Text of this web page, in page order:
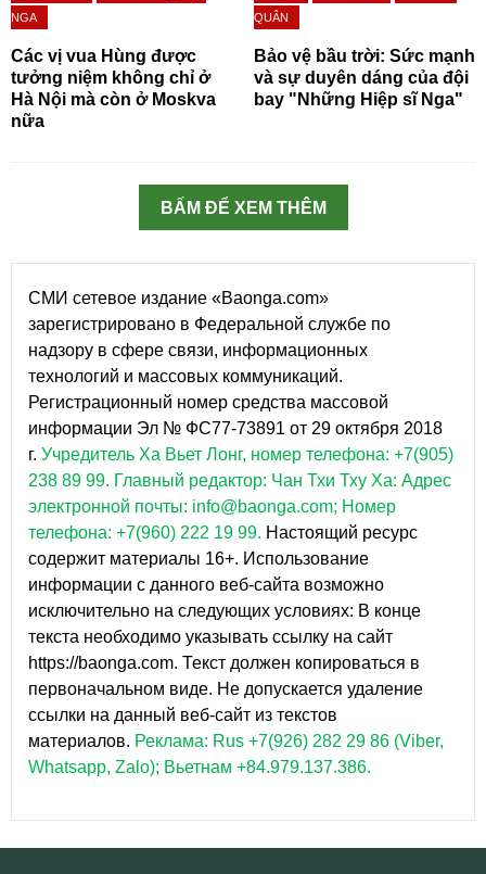
NGA
Các vị vua Hùng được
tưởng niệm không chỉ ở
Hà Nội mà còn ở Moskva
nữa
QUÂN
Bảo vệ bầu trời: Sức mạnh
và sự duyên dáng của đội
bay "Những Hiệp sĩ Nga"
BẤM ĐỂ XEM THÊM
СМИ сетевое издание «Baonga.com»
зарегистрировано в Федеральной службе по
надзору в сфере связи, информационных
технологий и массовых коммуникаций.
Регистрационный номер средства массовой
информации Эл № ФС77-73891 от 29 октября 2018
г. Учредитель Ха Вьет Лонг, номер телефона: +7(905)
238 89 99. Главный редактор: Чан Тхи Тху Ха: Адрес
электронной почты: info@baonga.com; Номер
телефона: +7(960) 222 19 99. Настоящий ресурс
содержит материалы 16+. Использование
информации с данного веб-сайта возможно
исключительно на следующих условиях: В конце
текста необходимо указывать ссылку на сайт
https://baonga.com. Текст должен копироваться в
первоначальном виде. Не допускается удаление
ссылки на данный веб-сайт из текстов
материалов. Реклама: Rus +7(926) 282 29 86 (Viber,
Whatsapp, Zalo); Вьетнам +84.979.137.386.